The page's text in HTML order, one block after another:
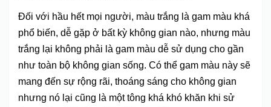
Đối với hầu hết mọi người, màu trắng là gam màu khá
phổ biến, dễ gặp ở bất kỳ không gian nào, nhưng màu
trắng lại không phải là gam màu dễ sử dụng cho gần
như toàn bộ không gian sống. Có thể gam màu này sẽ
mang đến sự rộng rãi, thoáng sáng cho không gian
nhưng nó lại cũng là một tông khá khó khăn khi sử